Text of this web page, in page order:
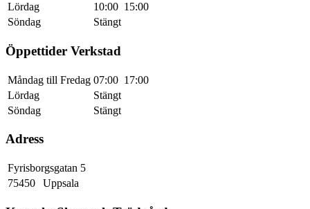
Lördag
10:00 15:00
Söndag
Stängt
Öppettider Verkstad
Måndag till Fredag 07:00 17:00
Lördag
Stängt
Söndag
Stängt
Adress
Fyrisborgsgatan 5
75450
Uppsala